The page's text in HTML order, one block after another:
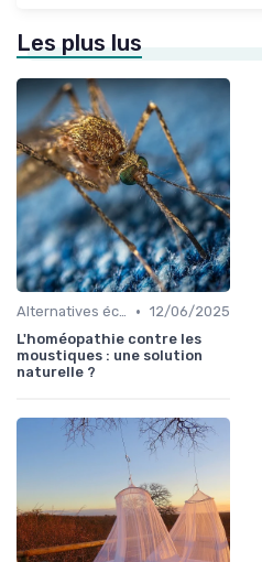
Les plus lus
Alternatives écologiques • 12/06/2025
L'homéopathie contre les
moustiques : une solution
naturelle ?